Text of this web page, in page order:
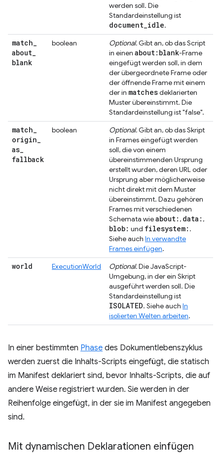
werden soll. Die
Standardeinstellung ist
document_idle.
match_
about_
blank
boolean Optional.Gibt an, ob das Script
in einen about:blank-Frame
eingefügt werden soll, in dem
der übergeordnete Frame oder
der öffnende Frame mit einem
der in matchesdeklarierten
Muster übereinstimmt. Die
Standardeinstellung ist "false".
match_
origin_
as_
fallback
boolean Optional.Gibt an, ob das Skript
in Frames eingefügt werden
soll, die von einem
übereinstimmenden Ursprung
erstellt wurden, deren URL oder
Ursprung aber möglicherweise
nicht direkt mit dem Muster
übereinstimmt. Dazu gehören
Frames mit verschiedenen
Schemata wieabout: , data: ,
blob: und filesystem: .
Siehe auch In verwandte
Frames einfügen.
world ExecutionWorld Optional.Die JavaScript-
Umgebung, in der ein Skript
ausgeführt werden soll. Die
Standardeinstellung ist
ISOLATED. Siehe auch In
isolierten Welten arbeiten.
In einer bestimmten Phase des Dokumentlebenszyklus
werden zuerst die Inhalts-Scripts eingefügt, die statisch
im Manifest deklariert sind, bevor Inhalts-Scripts, die auf
andere Weise registriert wurden. Sie werden in der
Reihenfolge eingefügt, in der sie im Manifest angegeben
sind.
Mit dynamischen Deklarationen einfügen